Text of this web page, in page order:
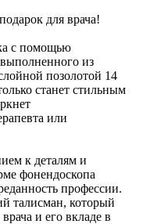
для врача!
с помощью
из
позолотой 14
станет стильным
или
к деталям и
фонендоскопа
профессии.
талисман, который
и его вкладе в